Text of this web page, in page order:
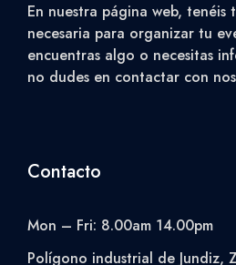
En nuestra página web,
necesaria para organizar tu
encuentras algo o necesitas
no dudes en contactar con
Contacto
Mon – Fri: 8.00am 14.00pm
Polígono industrial de Jundiz,